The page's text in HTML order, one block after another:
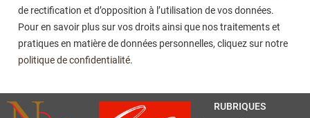
de rectification et d’opposition à l’utilisation de vos données.
Pour en savoir plus sur vos droits ainsi que nos traitements et
pratiques en matière de données personnelles, cliquez sur notre
politique de confidentialité.
RUBRIQUES